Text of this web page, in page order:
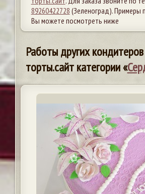
89260422728 (Зеленоград).
Вы можете посмотреть ниже
Работы других кондитеров
торты.сайт категории «